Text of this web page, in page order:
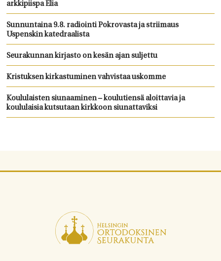
arkkipiispa Elia
Sunnuntaina 9.8. radiointi Pokrovasta ja striimaus
Uspenskin katedraalista
Seurakunnan kirjasto on kesän ajan suljettu
Kristuksen kirkastuminen vahvistaa uskomme
Koululaisten siunaaminen – koulutiensä aloittavia ja
koululaisia kutsutaan kirkkoon siunattaviksi